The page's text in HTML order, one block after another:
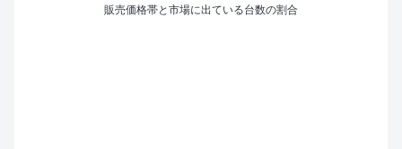
販売価格帯と市場に出ている台数の割合